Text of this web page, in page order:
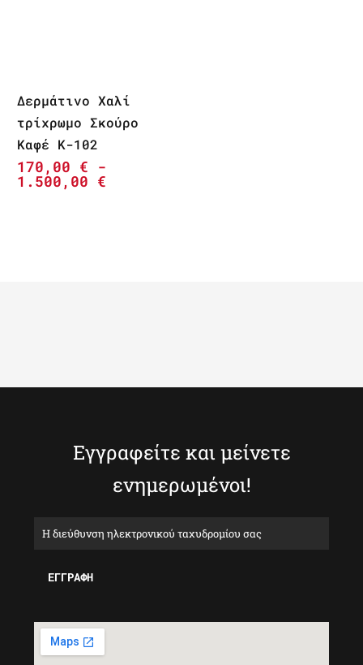
Δερμάτινο Χαλί
τρίχρωμο Σκούρο
Καφέ K-102
170,00 € -
1.500,00 €
Εγγραφείτε και μείνετε
ενημερωμένοι!